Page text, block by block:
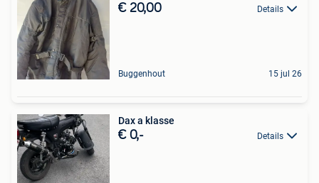
€ 20,00 Details
Buggenhout 15 jul 26
Dax a klasse
€ 0,- Details